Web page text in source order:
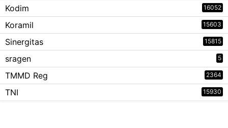
Kodim 16052
Koramil 15603
Sinergitas 15815
sragen 5
TMMD Reg 2364
TNI 15930